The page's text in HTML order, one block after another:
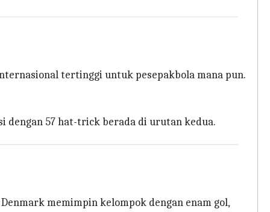
tertinggi untuk pesepakbola mana pun.
dengan 57 hat-trick berada di urutan kedua.
memimpin kelompok dengan enam gol,